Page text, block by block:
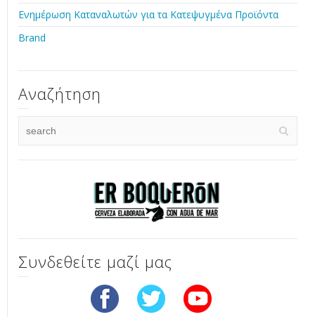
Ενημέρωση Καταναλωτών για τα Κατεψυγμένα Προϊόντα
Brand
Αναζήτηση
Συνδεθείτε μαζί μας